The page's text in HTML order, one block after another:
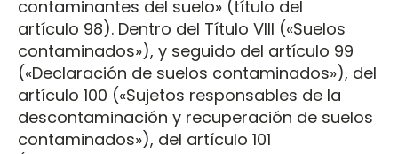
contaminantes del suelo» (título del
artículo 98). Dentro del Título VIII («Suelos
contaminados»), y seguido del artículo 99
(«Declaración de suelos contaminados»), del
artículo 100 («Sujetos responsables de la
descontaminación y recuperación de suelos
contaminados»), del artículo 101